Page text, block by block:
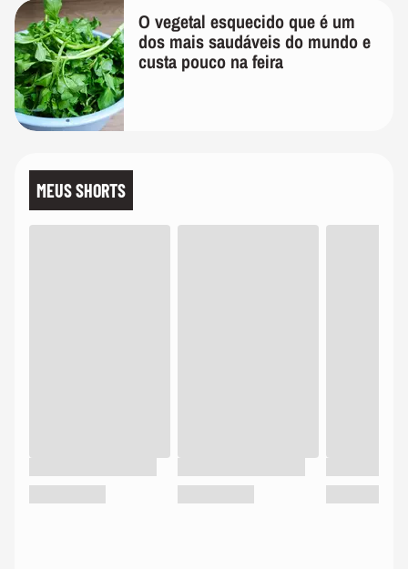
O vegetal esquecido que é um
dos mais saudáveis do mundo e
custa pouco na feira
MEUS SHORTS